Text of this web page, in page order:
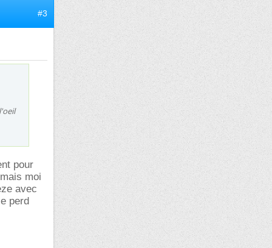
#3
pour
moi
avec
perd